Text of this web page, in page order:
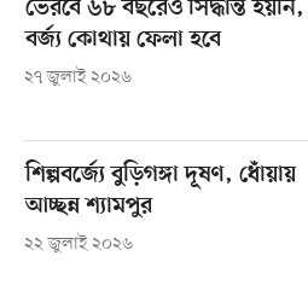
ভৈরবে ৬৮ বছরেও সিদ্ধান্ত হয়নি,
বর্জ্য কোথায় ফেলা হবে
২৭ জুলাই ২০২৬
শিল্পবর্জ্যে বুড়িগঙ্গা দূষণ, ধোঁয়ায়
আচ্ছন্ন শ্যামপুর
২২ জুলাই ২০২৬